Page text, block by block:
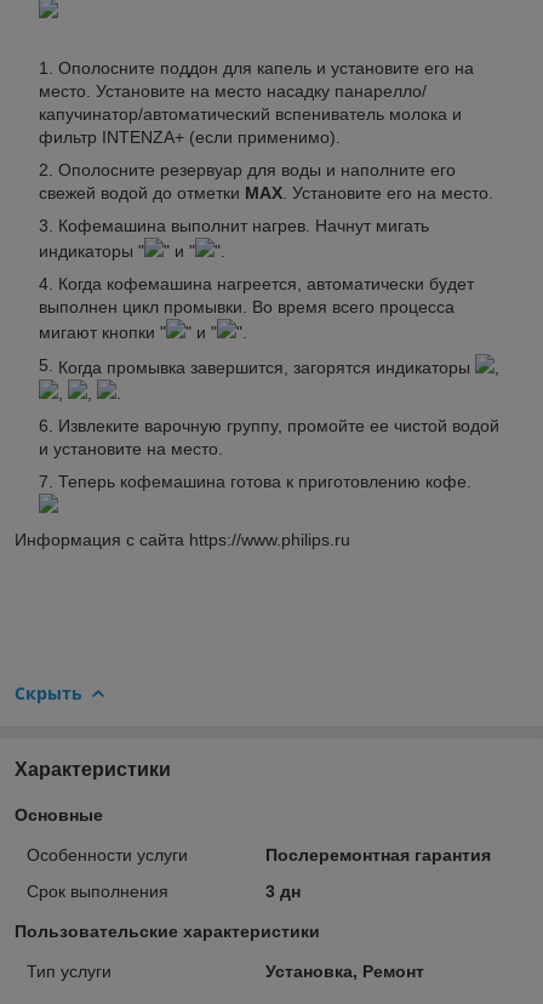
Ополосните поддон для капель и установите его на
место. Установите на место насадку панарелло/
капучинатор/автоматический вспениватель молока и
фильтр INTENZA+ (если применимо).
Ополосните резервуар для воды и наполните его
свежей водой до отметки MAX . Установите его на место.
Кофемашина выполнит нагрев. Начнут мигать
индикаторы "
" и "
".
Когда кофемашина нагреется, автоматически будет
выполнен цикл промывки. Во время всего процесса
мигают кнопки "
" и "
".
Когда промывка завершится, загорятся индикаторы
Извлеките варочную группу, промойте ее чистой водой
и установите на место.
Теперь кофемашина готова к приготовлению кофе.
Информация с сайта https://www.philips.ru
Скрыть
Характеристики
Основные
Особенности услуги
Послеремонтная гарантия
Срок выполнения
3 дн
Пользовательские характеристики
Тип услуги Установка, Ремонт